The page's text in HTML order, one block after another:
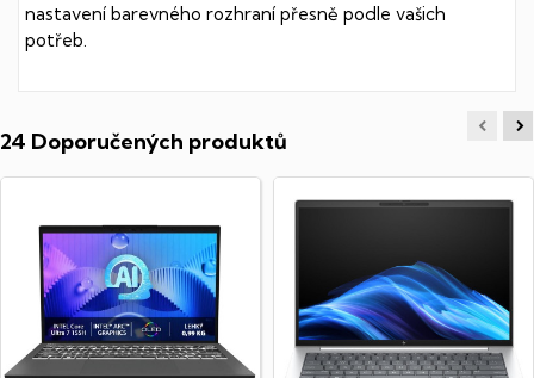
nastavení barevného rozhraní přesně podle vašich
potřeb.
24 Doporučených produktů